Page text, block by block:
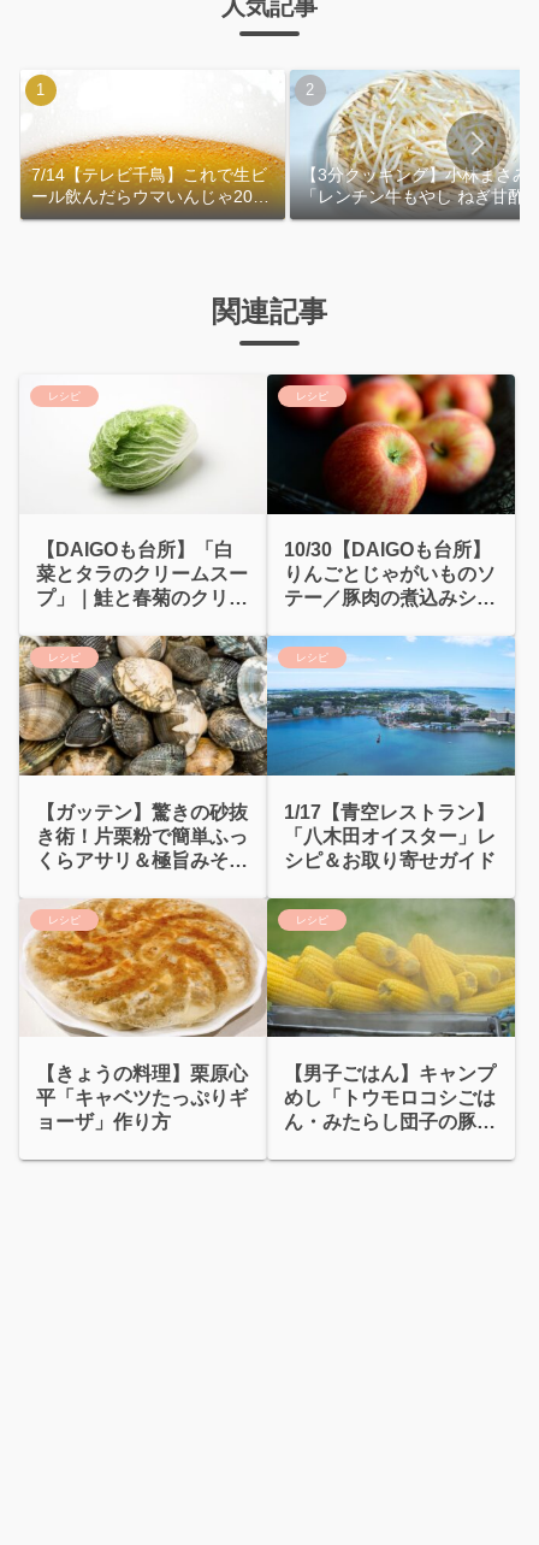
人気記事
7/14【テレビ千鳥】これで生ビ
ール飲んだらウマいんじゃ2026
｜おおよその作り方
【3分クッキング】小林まさみ
「レンチン牛もやし ねぎ甘酢
れ」作り方
関連記事
レシピ
【DAIGOも台所】「白
菜とタラのクリームスー
プ」｜鮭と春菊のクリー
レシピ
10/30【DAIGOも台所】
りんごとじゃがいものソ
テー／豚肉の煮込みシナ
レシピ
【ガッテン】驚きの砂抜
き術！片栗粉で簡単ふっ
くらアサリ＆極旨みそ汁
レシピ
1/17【青空レストラン】
「八木田オイスター」レ
シピ＆お取り寄せガイド
レシピ
【きょうの料理】栗原心
平「キャベツたっぷりギ
ョーザ」作り方
レシピ
【男子ごはん】キャンプ
めし「トウモロコシごは
ん・みたらし団子の豚バ